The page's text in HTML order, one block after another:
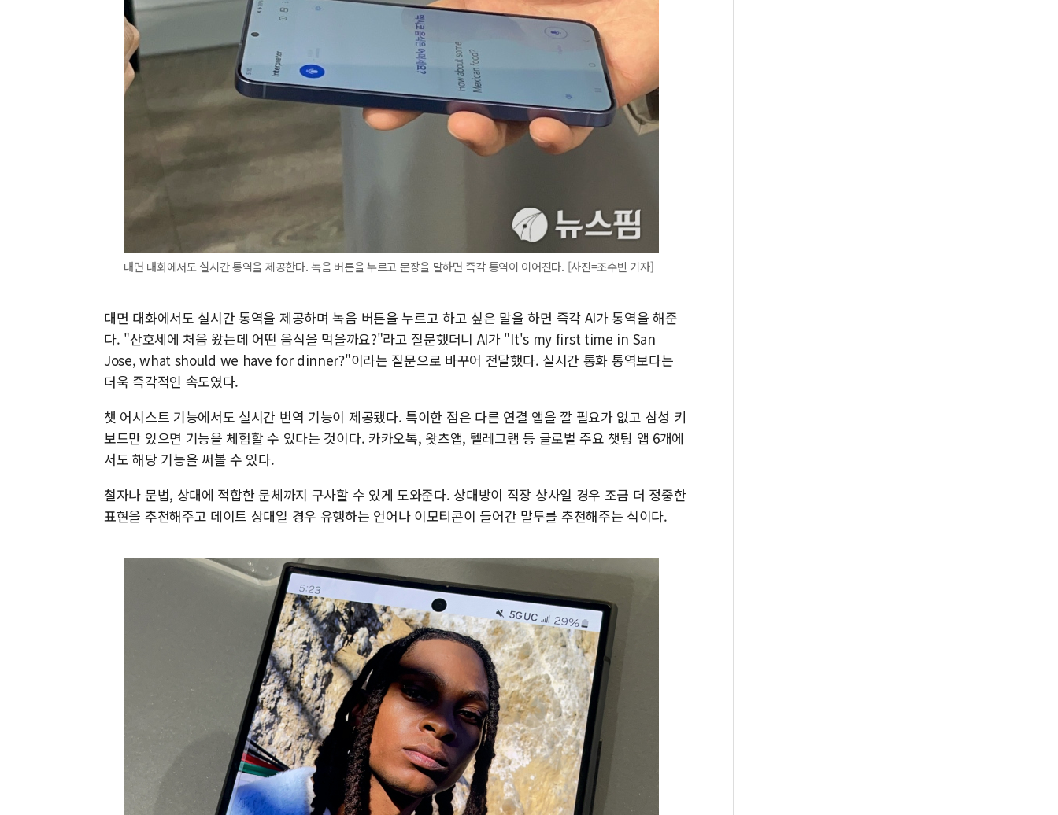
대면 대화에서도 실시간 통역을 제공한다. 녹음 버튼을 누르고 문장을 말하면 즉각 통역이 이어진다. [사진=조수빈 기자]
대면 대화에서도 실시간 통역을 제공하며 녹음 버튼을 누르고 하고 싶은 말을 하면 즉각 AI가 통역을 해준
다. "산호세에 처음 왔는데 어떤 음식을 먹을까요?"라고 질문했더니 AI가 "It's my first time in San
Jose, what should we have for dinner?"이라는 질문으로 바꾸어 전달했다. 실시간 통화 통역보다는
더욱 즉각적인 속도였다.
챗 어시스트 기능에서도 실시간 번역 기능이 제공됐다. 특이한 점은 다른 연결 앱을 깔 필요가 없고 삼성 키
보드만 있으면 기능을 체험할 수 있다는 것이다. 카카오톡, 왓츠앱, 텔레그램 등 글로벌 주요 챗팅 앱 6개에
서도 해당 기능을 써볼 수 있다.
철자나 문법, 상대에 적합한 문체까지 구사할 수 있게 도와준다. 상대방이 직장 상사일 경우 조금 더 정중한
표현을 추천해주고 데이트 상대일 경우 유행하는 언어나 이모티콘이 들어간 말투를 추천해주는 식이다.